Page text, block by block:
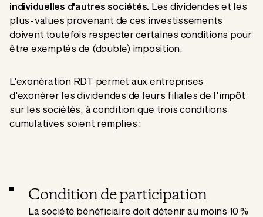
individuelles d'autres sociétés. Les dividendes et les
plus-values provenant de ces investissements
doivent toutefois respecter certaines conditions pour
être exemptés de (double) imposition.
L'exonération RDT permet aux entreprises
d'exonérer les dividendes de leurs filiales de l'impôt
sur les sociétés, à condition que trois conditions
cumulatives soient remplies :
Condition de participation
La société bénéficiaire doit détenir au moins 10 %